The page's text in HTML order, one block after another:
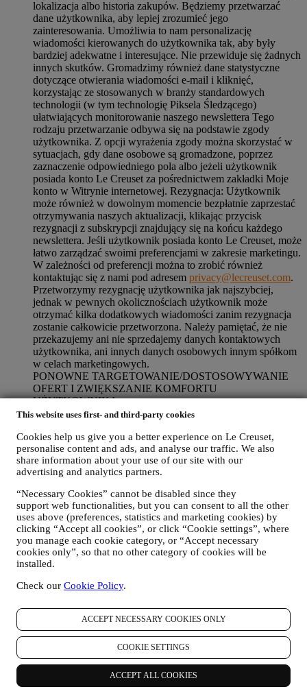
This website uses first- and third-party cookies
Cookies help us give you a better experience on Le Creuset,
personalise content and ads, and analyse our traffic. We also
share information about your use of our site with our
advertising and analytics partners.
“Necessary Cookies” cannot be disabled since they
support web functionalities, but you can consent to all the other
uses above (preferences, statistics and marketing cookies) by
clicking “Accept all cookies”, or click “Cookie settings”, where
you manage each cookie category, or “Accept necessary
cookies only”, so that no other category of cookies will be
installed.
Check our Cookie Policy.
ACCEPT NECESSARY COOKIES ONLY
COOKIE SETTINGS
ACCEPT ALL COOKIES
lokalizacja albo historia zakupów. Będziemy przetwarzać
dane użytkownika, aby lepiej zrozumieć jego
zainteresowania. Umożliwia to nam personalizację
wiadomości kierowanych do użytkownika tak, aby były
bardziej adekwatne i interesujące. Nie przewiduje się żadnych
innych skutków. Gromadzimy również dane statystyczne
dotyczące otwierania wiadomości e-mail i kliknięć,
korzystając ze stosowanych w branży standardowych
technologii (w tym technologię Piksela Śledzącego)
ułatwiających monitorowanie naszego newslettera Tego
rodzaju przetwarzanie odbywa się na podstawie zgody
użytkownika. Z opcji wyrażenia zgody można skorzystać w
sytuacjach, gdy dane osobowe są gromadzone, poprzez
zaznaczenie odpowiedniego pola albo jeżeli użytkownik
posiada konto Le Creuset za pośrednictwem zakładki Moje
konto w Witrynie internetowej. Rezygnacja: Użytkownik
może również w dowolnym momencie bezpłatnie zaprzestać
otrzymywania naszych aktualizacji, klikając przycisk
rezygnacji z subskrypcji znajdujący się na końcu każdego
newslettera. Jeśli użytkownik posiada konto Le Creuset, może
łatwo zarządzać swoimi preferencjami w zakresie marketingu.
W zależności od preferencji można to zrobić również
kontaktując się z nami pod adresem privacy@lecreuset.com.
Przetworzymy rezygnację użytkownika jak najszybciej,
jednak w pewnych okolicznościach użytkownik może
otrzymać kilka dodatkowych wiadomości zanim rezygnacja
zostanie całkowicie przetworzona. Należy pamiętać, że nie
przekazujemy ani nie sprzedajemy danych kontaktowych
użytkownika, ani innych danych osobowych innym spółkom
w celach marketingowych.
PONOWNE TARGETOWANIE/DOSTOSOWYWANIE
OFERT I ZWIĘKSZANIE KOMFORTU
UŻYTKOWNIKA
Chcielibyśmy wykorzystywać dane osobowe użytkownika w
preferencji, aby zapewnić mu spersonalizowaną obsługę Le
Creuset. Będziemy to realizować poprzez analizę
przyzwyczajeń albo zainteresowań użytkownika, na przykład
w odniesieniu do najczęściej przeglądanych produktów,
odwiedzanych w naszej witrynie internetowej, czytanych
treści naszych ofert. Używamy do tego głównie plików
cookie i podobnych technologii (w tym technologię Piksela
Śledzącego), również w połączeniu z Twoimi danymi i
preferencjami zebranymi po zapisaniu się na naszą
spersonalizowaną komunikację marketingową. Będziemy
reklamami na innych stronach, udzielania dostępu do
dostępnych dla użytkownika w Witrynie internetowej albo,
jeżeli użytkownik wyrazi zgodę, do otrzymywania naszej
komunikacji marketingowej i przesyłania mu odpowiednich
wiadomości, które mogą mu się spodobać. Nie przewiduje się
żadnych innych skutków. Korzystanie z plików cookie
wymaga zgody użytkownika. Jeżeli użytkownik nie chce, aby
tego rodzaju dane były wykorzystywane w celu